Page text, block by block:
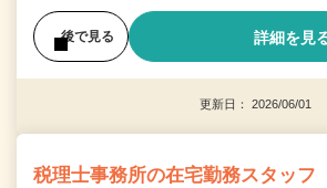
後で見る 詳細を見
更新日： 2026/06/01
税理士事務所の在宅勤務スタッフ